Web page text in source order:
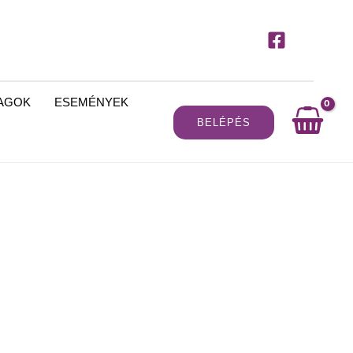
ESEMÉNYEK
BELÉPÉS